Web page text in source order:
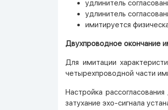
удлинитель
удлинитель
имитируется
Двухпроводное окончание
Для имитации
четырехпроводной части
Настройка
затухание эхо-сигнала